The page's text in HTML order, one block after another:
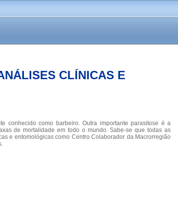
CLÍNICAS E
conhecido como barbeiro. Outra importante parasitose é a
de mortalidade em todo o mundo. Sabe-se que todas as
e entomológicas como Centro Colaborador da Macrorregião